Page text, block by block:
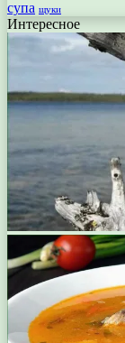
супа щуки
Интересное